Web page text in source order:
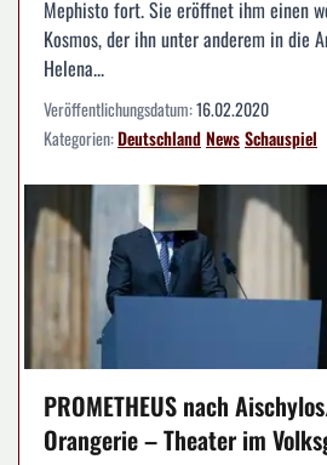
Mephisto fort. Sie eröffnet ihm einen
Kosmos, der ihn unter anderem in die
Helena...
Veröffentlichungsdatum:16.02.2020
Kategorien:DeutschlandNewsSchauspiel
PROMETHEUS nach
Orangerie – Theater im